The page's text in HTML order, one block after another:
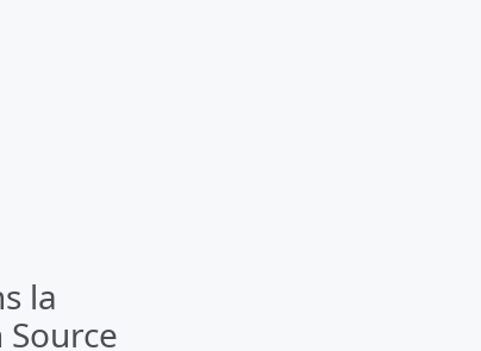
la
de